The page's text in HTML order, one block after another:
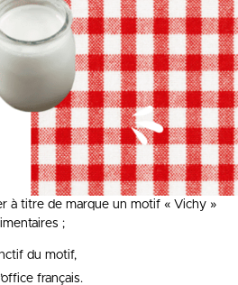
à titre de marque un motif « Vichy »
;
du motif,
français.